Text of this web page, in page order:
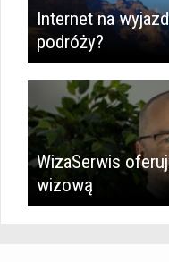
Internet na
podróży?
WizaSerwis
wizową